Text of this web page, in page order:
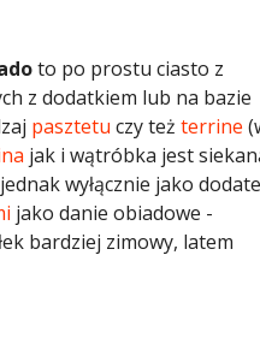
to po prostu ciasto z
z dodatkiem lub na bazie
pasztetu czy też terrine
jak i wątróbka jest
wyłącznie jako
jako danie obiadowe -
bardziej zimowy, latem